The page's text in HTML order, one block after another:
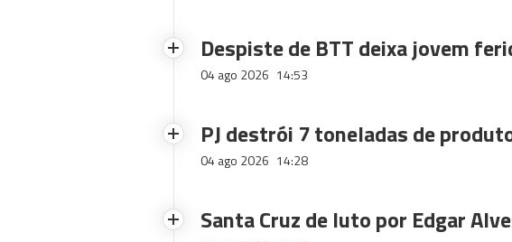
Despiste de BTT deixa jovem
04 ago 2026 14:53
PJ destrói 7 toneladas de
04 ago 2026 14:28
Santa Cruz de luto por Edgar